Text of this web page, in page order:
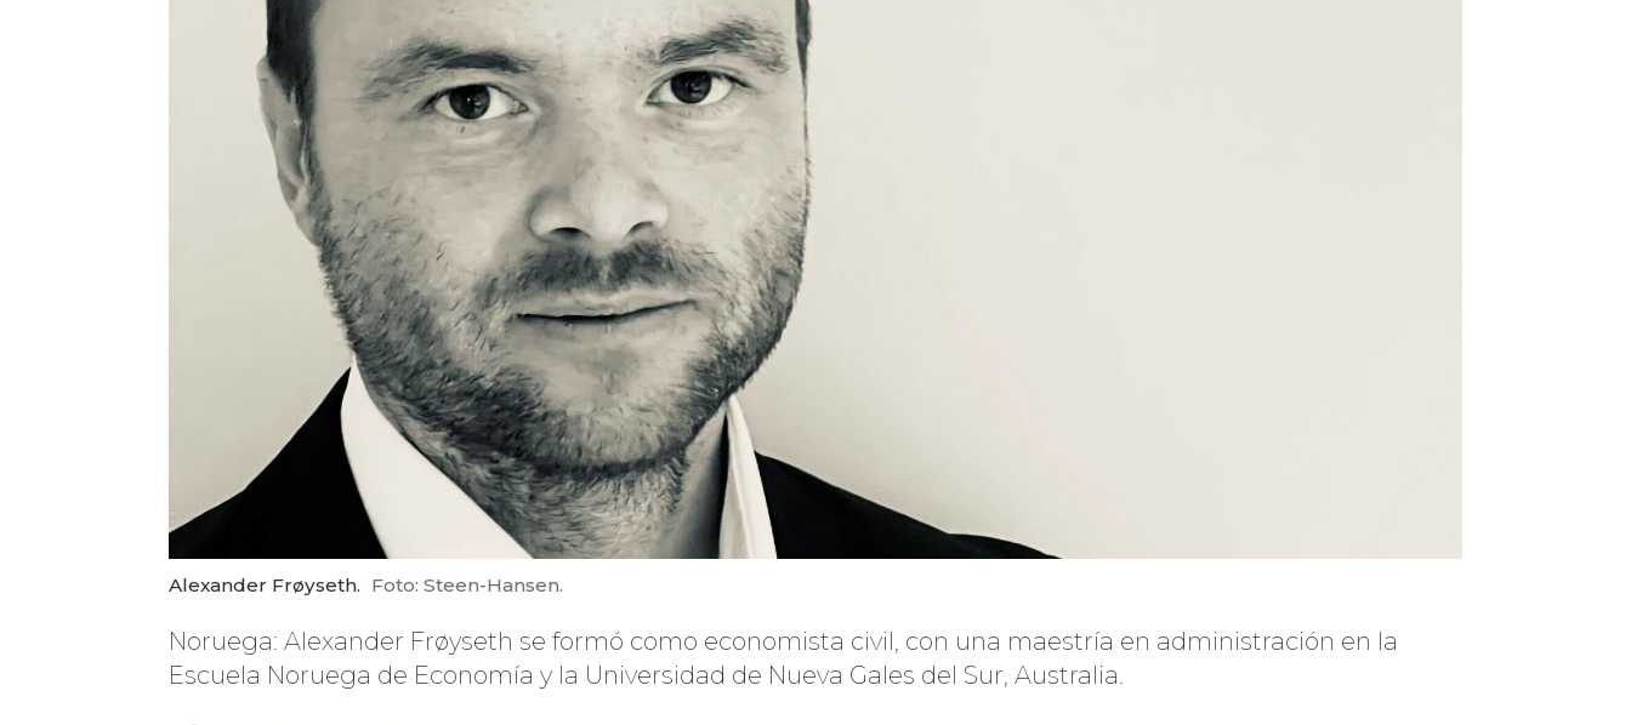
Alexander Frøyseth. Foto: Steen-Hansen.
Noruega: Alexander Frøyseth se formó como economista civil, con una maestría en administración en la
Escuela Noruega de Economía y la Universidad de Nueva Gales del Sur, Australia.